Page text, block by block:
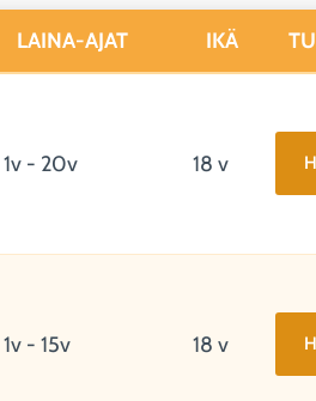
LAINA-AJAT IKÄ
1v - 20v 18 v
1v - 15v 18 v